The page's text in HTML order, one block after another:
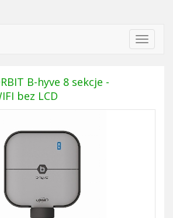
Toggle
B-hyve 8 sekcje -
bez LCD